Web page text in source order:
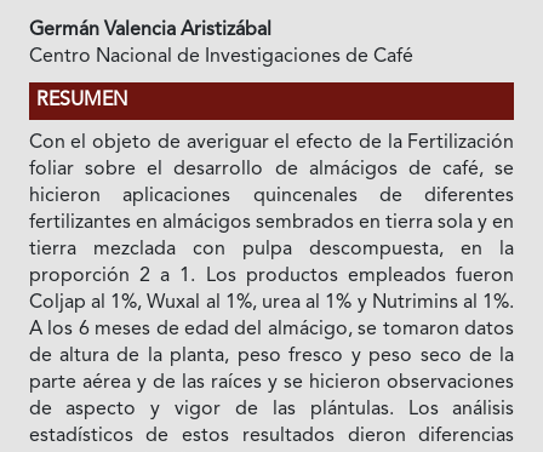
Germán Valencia Aristizábal
Centro Nacional de Investigaciones de Café
RESUMEN
Con el objeto de averiguar el efecto de la Fertilización
foliar sobre el desarrollo de almácigos de café, se
hicieron aplicaciones quincenales de diferentes
fertilizantes en almácigos sembrados en tierra sola y en
tierra mezclada con pulpa descompuesta, en la
proporción 2 a 1. Los productos empleados fueron
Coljap al 1%, Wuxal al 1%, urea al 1% y Nutrimins al 1%.
A los 6 meses de edad del almácigo, se tomaron datos
de altura de la planta, peso fresco y peso seco de la
parte aérea y de las raíces y se hicieron observaciones
de aspecto y vigor de las plántulas. Los análisis
estadísticos de estos resultados dieron diferencias